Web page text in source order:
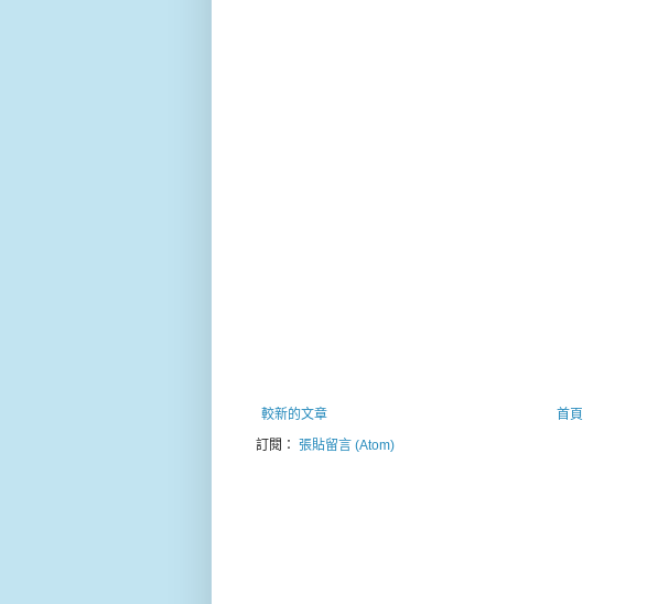
較新的文章
首頁
訂閱： 張貼留言 (Atom)